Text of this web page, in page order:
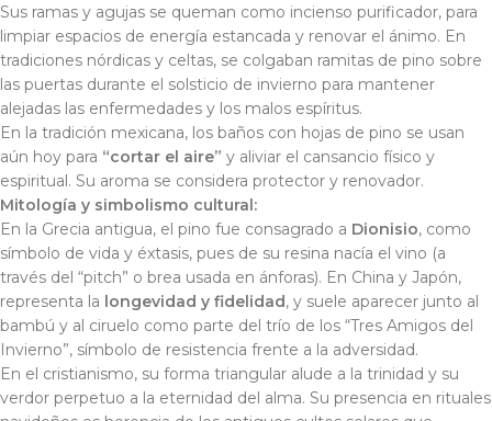
Sus ramas y agujas se queman como incienso purificador, para
limpiar espacios de energía estancada y renovar el ánimo. En
tradiciones nórdicas y celtas, se colgaban ramitas de pino sobre
las puertas durante el solsticio de invierno para mantener
alejadas las enfermedades y los malos espíritus.
En la tradición mexicana, los baños con hojas de pino se usan
aún hoy para “cortar el aire” y aliviar el cansancio físico y
espiritual. Su aroma se considera protector y renovador.
Mitología y simbolismo cultural:
En la Grecia antigua, el pino fue consagrado a Dionisio, como
símbolo de vida y éxtasis, pues de su resina nacía el vino (a
través del “pitch” o brea usada en ánforas). En China y Japón,
representa la longevidad y fidelidad, y suele aparecer junto al
bambú y al ciruelo como parte del trío de los “Tres Amigos del
Invierno”, símbolo de resistencia frente a la adversidad.
En el cristianismo, su forma triangular alude a la trinidad y su
verdor perpetuo a la eternidad del alma. Su presencia en rituales